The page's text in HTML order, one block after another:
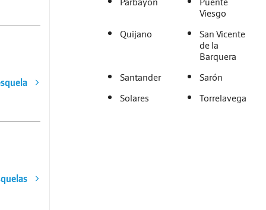
Viesgo
Quijano
San Vicente
de la
Barquera
Santander
Sarón
Solares
Torrelavega